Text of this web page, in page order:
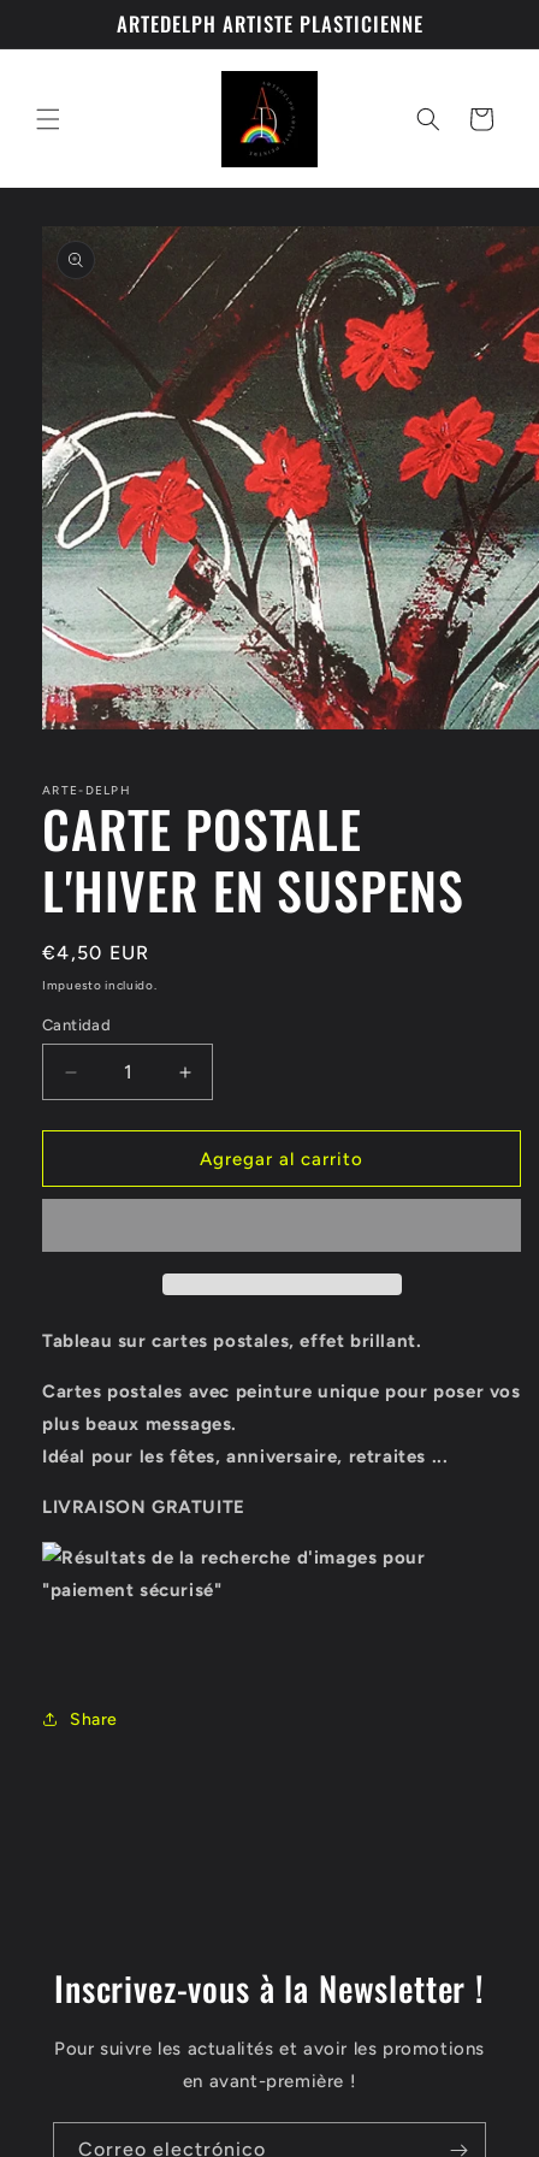
directamente
al contenido
ARTEDELPH ARTISTE PLASTICIENNE
Carrito
directamente
información
del producto
1
en
una
ventana
ARTE-DELPH
CARTE POSTALE
L'HIVER EN SUSPENS
Precio
habitual
€4,50 EUR
Impuesto incluido.
Cantidad
Reducir
cantidad
para
POSTALE
SUSPENS
Aumentar
cantidad
para
CARTE
POSTALE
SUSPENS
Agregar al carrito
Tableau sur cartes postales, effet brillant.
Cartes postales avec peinture unique pour poser vos
plus beaux messages.
Idéal pour les fêtes, anniversaire, retraites ...
LIVRAISON GRATUITE
Share
Inscrivez-vous à la Newsletter !
Pour suivre les actualités et avoir les promotions
en avant-première !
Correo electrónico